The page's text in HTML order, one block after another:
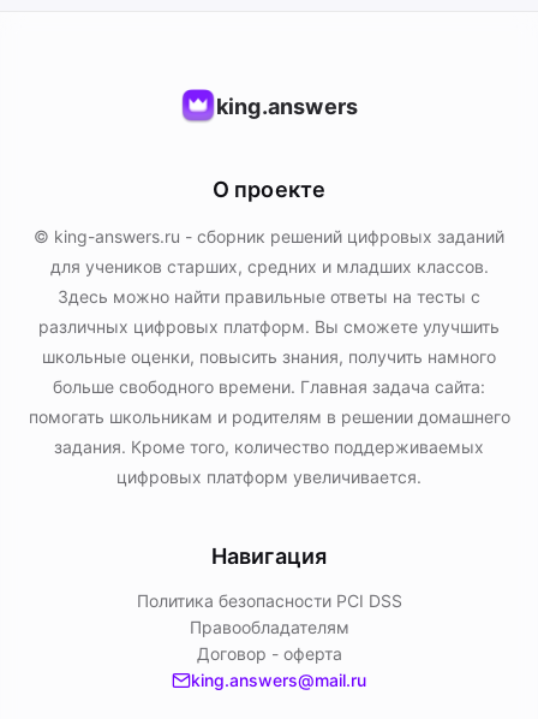
king.answers
О проекте
© king-answers.ru - сборник решений цифровых заданий
для учеников старших, средних и младших классов.
Здесь можно найти правильные ответы на тесты с
различных цифровых платформ. Вы сможете улучшить
школьные оценки, повысить знания, получить намного
больше свободного времени. Главная задача сайта:
помогать школьникам и родителям в решении домашнего
задания. Кроме того, количество поддерживаемых
цифровых платформ увеличивается.
Навигация
Политика безопасности PСI DSS
Правообладателям
Договор - оферта
king.answers@mail.ru